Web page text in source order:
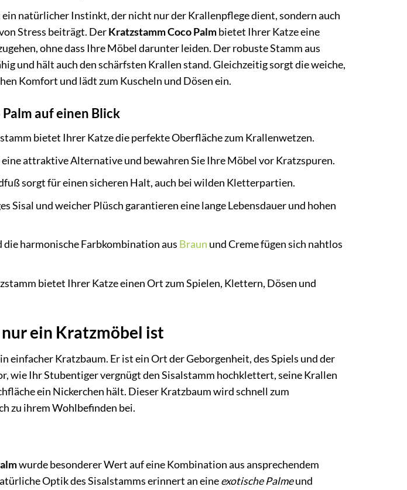
ein natürlicher Instinkt, der nicht nur der Krallenpflege dient, sondern auch
Stress beiträgt. DerKratzstamm Coco Palmbietet Ihrer Katze eine
ohne dass Ihre Möbel darunter leiden. Der robuste Stamm aus
und hält auch den schärfsten Krallen stand. Gleichzeitig sorgt die weiche,
Komfort und lädt zum Kuscheln und Dösen ein.
auf einen Blick
bietet Ihrer Katze die perfekte Oberfläche zum Krallenwetzen.
attraktive Alternative und bewahren Sie Ihre Möbel vor Kratzspuren.
sorgt für einen sicheren Halt, auch bei wilden Kletterpartien.
Sisal und weicher Plüsch garantieren eine lange Lebensdauer und hohen
harmonische Farbkombination aus Braun und Creme fügen sich nahtlos
bietet Ihrer Katze einen Ort zum Spielen, Klettern, Dösen und
ein Kratzmöbel ist
einfacher Kratzbaum. Er ist ein Ort der Geborgenheit, des Spiels und der
wie Ihr Stubentiger vergnügt den Sisalstamm hochklettert, seine Krallen
ein Nickerchen hält. Dieser Kratzbaum wird schnell zum
zu ihrem Wohlbefinden bei.
wurde besonderer Wert auf eine Kombination aus ansprechendem
Optik des Sisalstamms erinnert an eineexotische Palmeund